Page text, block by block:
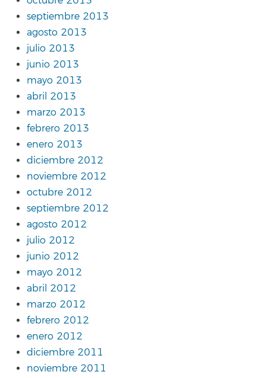
septiembre 2013
agosto 2013
julio 2013
junio 2013
mayo 2013
abril 2013
marzo 2013
febrero 2013
enero 2013
diciembre 2012
noviembre 2012
octubre 2012
septiembre 2012
agosto 2012
julio 2012
junio 2012
mayo 2012
abril 2012
marzo 2012
febrero 2012
enero 2012
diciembre 2011
noviembre 2011